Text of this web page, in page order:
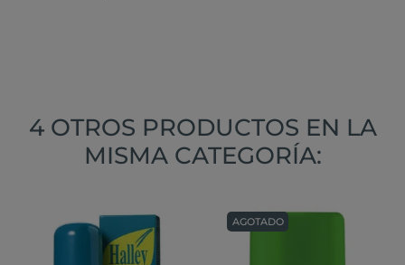
4 OTROS PRODUCTOS EN LA
MISMA CATEGORÍA:
AGOTADO